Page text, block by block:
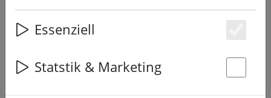
Essenziell
Statstik & Marketing